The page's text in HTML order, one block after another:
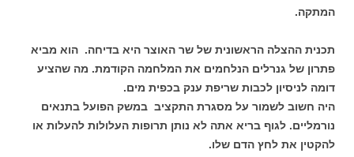
המתקה.
תכנית ההצלה הראשונית של שר האוצר היא בדיחה. הוא מביא
פתרון של גנרלים הנלחמים את המלחמה הקודמת. מה שהציע
דומה לניסיון לכבות שריפת ענק בכפית מים.
היה חשוב לשמור על מסגרת התקציב במשק הפועל בתנאים
נורמליים. לגוף בריא אתה לא נותן תרופות העלולות להעלות או
להקטין את לחץ הדם שלו.